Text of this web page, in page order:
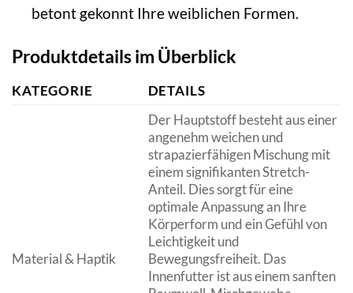
betont gekonnt Ihre weiblichen Formen.
Produktdetails im Überblick
KATEGORIE DETAILS
Material & Haptik
Der Hauptstoff besteht aus einer
angenehm weichen und
strapazierfähigen Mischung mit
einem signifikanten Stretch-
Anteil. Dies sorgt für eine
optimale Anpassung an Ihre
Körperform und ein Gefühl von
Leichtigkeit und
Bewegungsfreiheit. Das
Innenfutter ist aus einem sanften